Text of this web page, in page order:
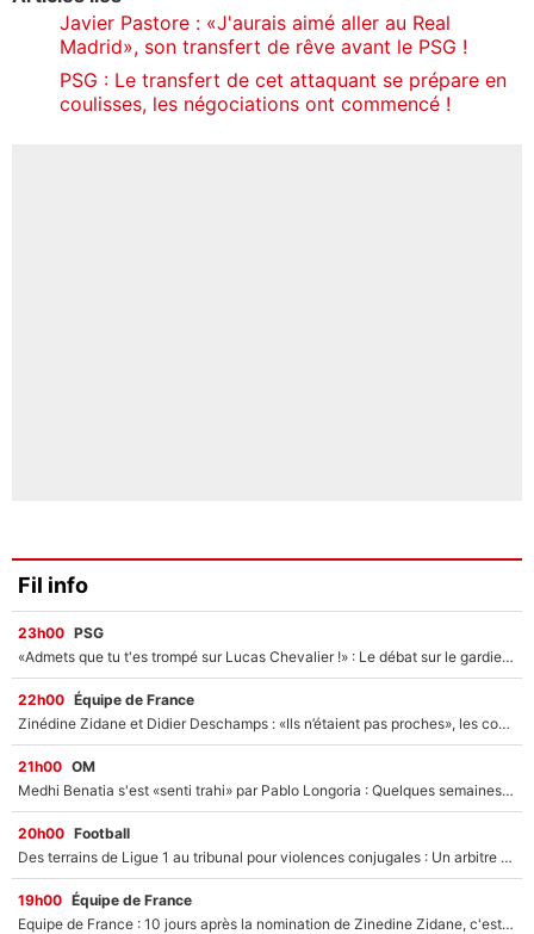
Javier Pastore : «J'aurais aimé aller au Real
Madrid», son transfert de rêve avant le PSG !
PSG : Le transfert de cet attaquant se prépare en
coulisses, les négociations ont commencé !
Fil info
23h00 PSG
«Admets que tu t'es trompé sur Lucas Chevalier !» : Le débat sur le gardien du PSG vire au clash à l'After Foot
22h00 Équipe de France
Zinédine Zidane et Didier Deschamps : «Ils n’étaient pas proches», les confidences d’un membre de l’équipe de France 1998 sur leur relation spéciale
21h00 OM
Medhi Benatia s'est «senti trahi» par Pablo Longoria : Quelques semaines après son départ, l'ancien directeur de football de l'OM règle ses comptes
20h00 Football
Des terrains de Ligue 1 au tribunal pour violences conjugales : Un arbitre français encourt une peine de 18 mois de prison !
19h00 Équipe de France
Equipe de France : 10 jours après la nomination de Zinedine Zidane, c'est au tour de son fils de prendre un nouveau départ !